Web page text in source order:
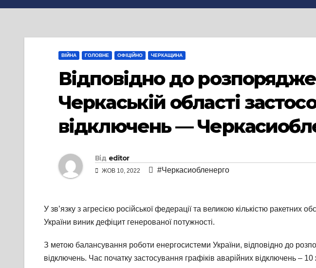
ВІЙНА ГОЛОВНЕ ОФІЦІЙНО ЧЕРКАЩИНА
Відповідно до
Черкаській області
відключень —
Від editor
ЖОВ 10, 2022 #Черкасиобленерго
У зв’язку з агресією російської федерації та великою кількістю ракетних
України виник дефіцит генерованої потужності.
З метою балансування роботи енергосистеми України, відповідно до
відключень. Час початку застосування графіків аварійних відключень –